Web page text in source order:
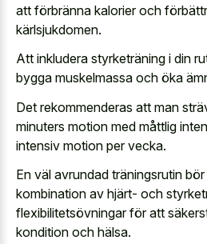
att förbränna kalorier och
kärlsjukdomen.
Att inkludera styrketräning i din
bygga muskelmassa och öka
Det rekommenderas att man
minuters motion med måttlig
intensiv motion per vecka.
En väl avrundad träningsrutin
kombination av hjärt- och
flexibilitetsövningar för att
kondition och hälsa.